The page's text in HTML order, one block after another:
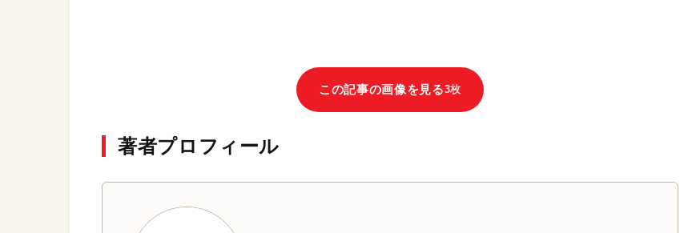
この記事の画像を見る3枚
著者プロフィール